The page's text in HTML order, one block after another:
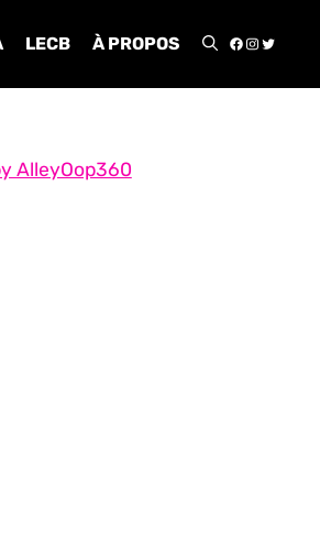
LECB À PROPOS
AlleyOop360